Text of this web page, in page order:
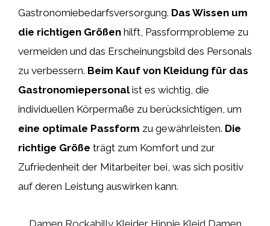
Gastronomiebedarfsversorgung. Das Wissen um
die richtigen Größen hilft, Passformprobleme zu
vermeiden und das Erscheinungsbild des Personals
zu verbessern. Beim Kauf von Kleidung für das
Gastronomiepersonalist es wichtig, die
individuellen Körpermaße zu berücksichtigen, um
eine optimale Passform zu gewährleisten. Die
richtige Größe trägt zum Komfort und zur
Zufriedenheit der Mitarbeiter bei, was sich positiv
auf deren Leistung auswirken kann.
Damen Rockabilly Kleider Hippie Kleid Damen